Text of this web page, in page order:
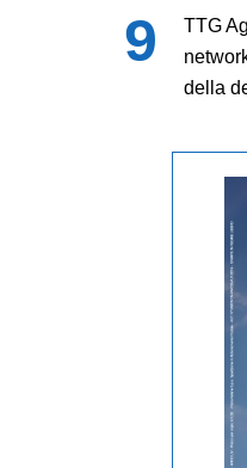
TTG
della